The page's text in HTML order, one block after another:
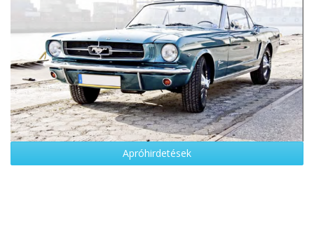
Apróhirdetések